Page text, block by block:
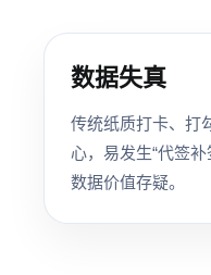
数据失真
传统纸质打卡、打
心，易发生“代签
数据价值存疑。